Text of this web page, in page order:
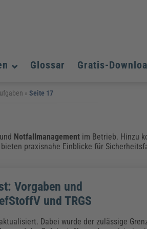
Management
& Dokumentation
IT-Sicherheit
HERKERT)
Management
Glossar Gratis-
Management
»Seite 17
und Notfallmanagement im Betrieb. Hinzu
praxisnahe Einblicke für
Vorgaben und
und TRGS
Dabei wurde der zulässige